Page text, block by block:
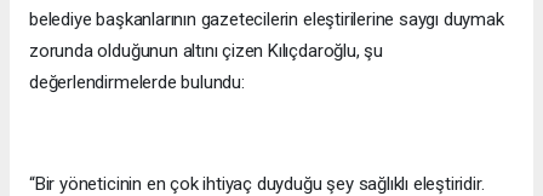
belediye başkanlarının gazetecilerin eleştirilerine saygı duymak
zorunda olduğunun altını çizen Kılıçdaroğlu, şu
değerlendirmelerde bulundu:
“Bir yöneticinin en çok ihtiyaç duyduğu şey sağlıklı eleştiridir.